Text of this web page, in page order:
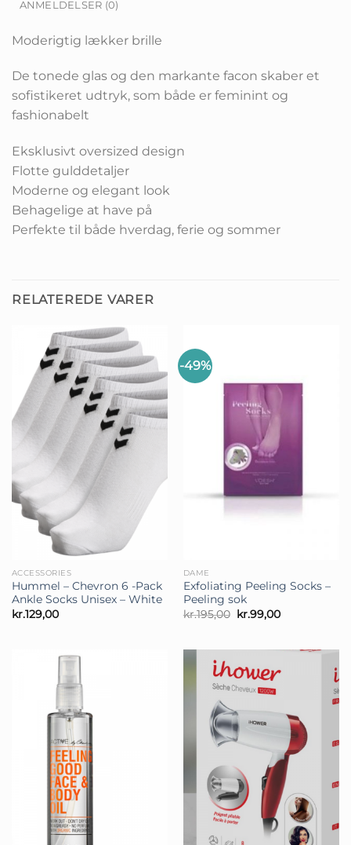
ANMELDELSER (0)
Moderigtig lækker brille
De tonede glas og den markante facon skaber et
sofistikeret udtryk, som både er feminint og
fashionabelt
Eksklusivt oversized design
Flotte gulddetaljer
Moderne og elegant look
Behagelige at have på
Perfekte til både hverdag, ferie og sommer
RELATEREDE VARER
ACCESSORIES
Hummel – Chevron 6 -Pack
Ankle Socks Unisex – White
kr.129,00
-49%
DAME
Exfoliating Peeling Socks –
Peeling sok
kr.195,00 Den
oprindelige
kr.99,00Den
kr.99,00.